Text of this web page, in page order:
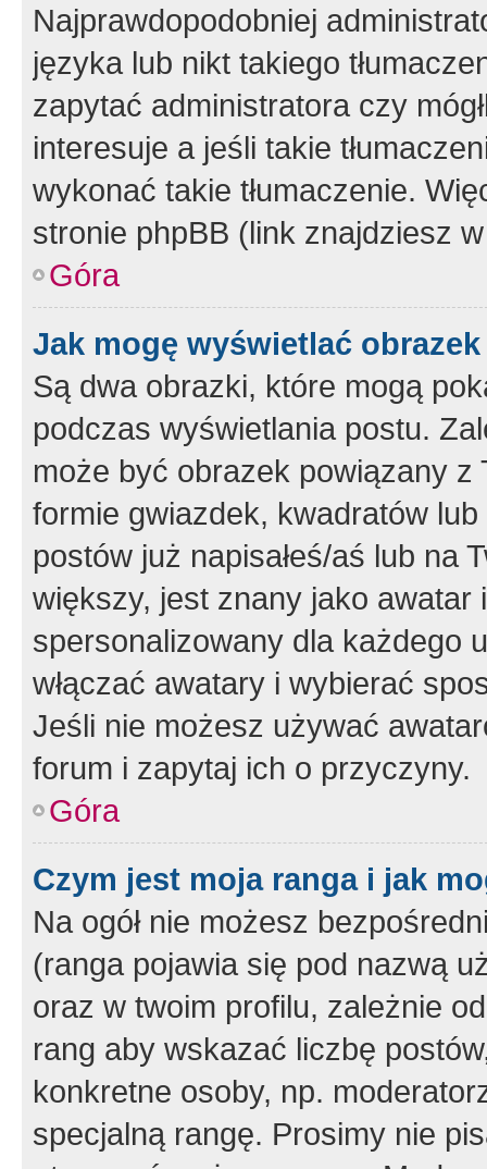
Najprawdopodobniej
języka lub nikt takiego
zapytać administratora czy
interesuje a jeśli takie
wykonać takie tłumaczenie.
stronie phpBB (link znajdziesz
Góra
Jak mogę wyświetlać
Są dwa obrazki, które mogą
podczas wyświetlania postu.
może być obrazek powiązany z
formie gwiazdek, kwadratów
postów już napisałeś/aś lub na
większy, jest znany jako
spersonalizowany dla każdego
włączać awatary i wybierać
Jeśli nie możesz używać
forum i zapytaj ich o przyczyny.
Góra
Czym jest moja ranga i jak
Na ogół nie możesz
(ranga pojawia się pod nazwą
oraz w twoim profilu, zależnie
rang aby wskazać liczbę
konkretne osoby, np.
specjalną rangę. Prosimy nie